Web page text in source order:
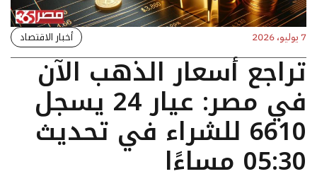
7 يوليو، 2026 أخبار الاقتصاد
تراجع أسعار الذهب الآن
في مصر: عيار 24 يسجل
6610 للشراء في تحديث
05:30 مساءًا